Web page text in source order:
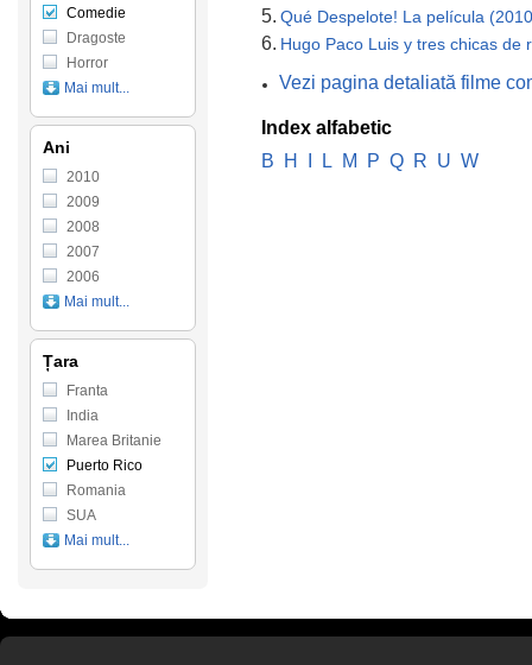
5. Qué Despelote! La película
6. Hugo Paco Luis y tres chicas de
Vezi pagina detaliată filme
Index alfabetic
B
H L M P Q R U W
Comedie
Dragoste
Horror
Mai mult...
Ani
2010
2009
2008
2007
2006
Mai mult...
Țara
Franta
India
Marea Britanie
Puerto Rico
Romania
SUA
Mai mult...